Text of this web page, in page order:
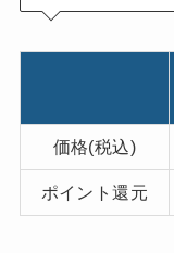
価格(税込)
ポイント還元